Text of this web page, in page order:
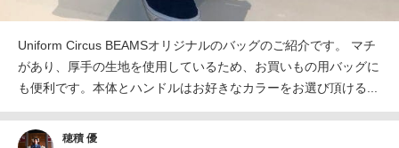
Uniform Circus BEAMSオリジナルのバッグのご紹介です。 マチ
があり、厚手の生地を使用しているため、お買いもの用バッグに
も便利です。本体とハンドルはお好きなカラーをお選び頂ける...
穂積 優